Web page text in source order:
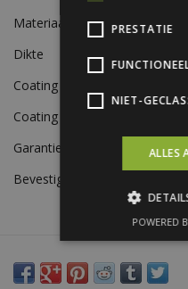
Materiaal
Dikte
Coating A-zijde
Coating B-zijde
Garantie
Bevestiging
PRESTATIE
NIET-
ALLES
POWERED